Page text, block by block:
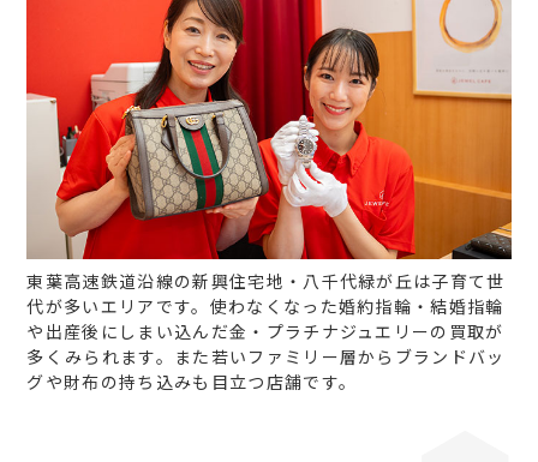
東葉高速鉄道沿線の新興住宅地・八千代緑が丘は子育て世
代が多いエリアです。使わなくなった婚約指輪・結婚指輪
や出産後にしまい込んだ金・プラチナジュエリーの買取が
多くみられます。また若いファミリー層からブランドバッ
グや財布の持ち込みも目立つ店舗です。